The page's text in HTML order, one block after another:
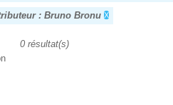
: Bruno Bronu
0 résultat(s)